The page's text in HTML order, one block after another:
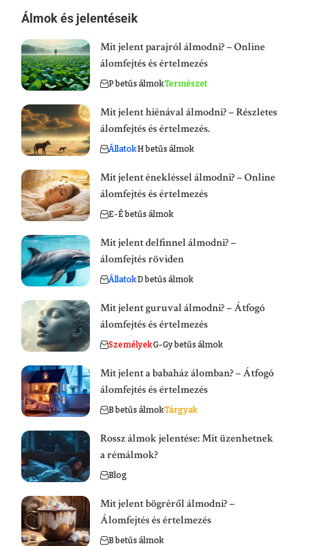
Álmok és jelentéseik
Mit jelent parajról álmodni? – Online
álomfejtés és értelmezés
P betűs álmokTermészet
Mit jelent hiénával álmodni? – Részletes
álomfejtés és értelmezés.
ÁllatokH betűs álmok
Mit jelent énekléssel álmodni? – Online
álomfejtés és értelmezés
E-É betűs álmok
Mit jelent delfinnel álmodni? –
álomfejtés röviden
ÁllatokD betűs álmok
Mit jelent guruval álmodni? – Átfogó
álomfejtés és értelmezés
SzemélyekG-Gy betűs álmok
Mit jelent a babaház álomban? – Átfogó
álomfejtés és értelmezés
B betűs álmokTárgyak
Rossz álmok jelentése: Mit üzenhetnek
a rémálmok?
Blog
Mit jelent bögréről álmodni? –
Álomfejtés és értelmezés
B betűs álmok